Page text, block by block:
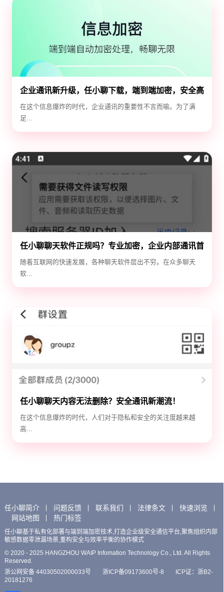
企业通讯新升级，任小聊下载，端到端加密，安全高
效！
在这个信息爆炸的时代，企业通讯的重要性不言而喻。为了满
足...
任小聊聊天软件正规吗？专业加密，企业内部通讯首
选！
随着互联网的快速发展，各种聊天软件层出不穷。在众多聊天
软...
任小聊聊天内容无法删除？安全通讯新潮流！
在这个信息爆炸的时代，人们对于隐私和安全的关注度越来越
高...
任小聊简介 问题反馈 联系我们 法律条文
快速浏览
网站地图
热门标签
任小聊基于私有化部署与端到端加密技术,打造企业级安全通信平台,聚焦组织内部
敏感数据零泄漏场景,重构安全与效率平衡的协作模式
© 2020 - 2025 HANGZHOU WAIP Infomation Technology Co., Ltd. All Rights
Reserved.
浙公网安备 44030502000033号
浙ICP备09173600号-8
ICP证：浙B2-
20181276